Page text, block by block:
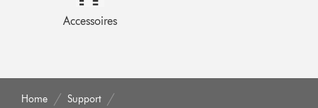
Accessoires
Home Support